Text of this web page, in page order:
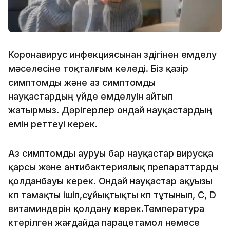
Коронавирус инфекциясынан өздігінен емделу
мәселесіне тоқталғым келеді. Біз қазір
симптомды және аз симптомды
науқастардың үйде емделуін айтып
жатырмыз. Дәрігерлер ондай науқастардың
емін реттеуі керек.
Аз симптомды ауруы бар науқастар вирусқа
қарсы және антибактериялық препараттарды
қолданбауы керек. Ондай науқастар ақуызы
көп тамақты ішіп,сұйықтықты көп тұтынып, С, D
витаминдерін қолдану керек.Температура
көтерілген жағдайда парацетамол немесе